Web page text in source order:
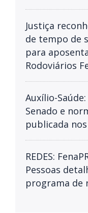
Justiça
de tempo de
para
Rodoviários
Auxílio-
Senado e
publicada
REDES:
Pessoas
programa de